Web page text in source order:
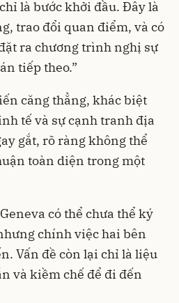
là bước khởi đầu. Đây là
trao đổi quan điểm, và có
ra chương trình nghị sự
tiếp theo.”
căng thẳng, khác biệt
tế và sự cạnh tranh địa
gắt, rõ ràng không thể
toàn diện trong một
có thể chưa thể ký
chính việc hai bên
Vấn đề còn lại chỉ là liệu
và kiềm chế để đi đến